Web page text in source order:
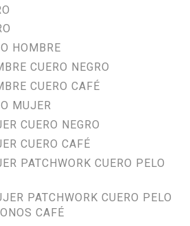
HOMBRE
CUERO NEGRO
CUERO CAFÉ
MUJER
CUERO NEGRO
CUERO CAFÉ
PATCHWORK CUERO PELO
PATCHWORK CUERO PELO
CAFÉ